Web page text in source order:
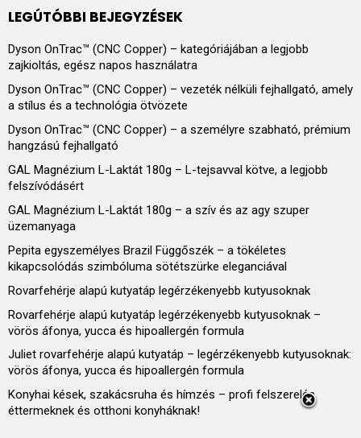
LEGÚTÓBBI BEJEGYZÉSEK
Dyson OnTrac™ (CNC Copper) – kategóriájában a legjobb
zajkioltás, egész napos használatra
Dyson OnTrac™ (CNC Copper) – vezeték nélküli fejhallgató, amely
a stílus és a technológia ötvözete
Dyson OnTrac™ (CNC Copper) – a személyre szabható, prémium
hangzású fejhallgató
GAL Magnézium L-Laktát 180g – L-tejsavval kötve, a legjobb
felszívódásért
GAL Magnézium L-Laktát 180g – a szív és az agy szuper
üzemanyaga
Pepita egyszemélyes Brazil Függőszék – a tökéletes
kikapcsolódás szimbóluma sötétszürke eleganciával
Rovarfehérje alapú kutyatáp legérzékenyebb kutyusoknak
Rovarfehérje alapú kutyatáp legérzékenyebb kutyusoknak –
vörös áfonya, yucca és hipoallergén formula
Juliet rovarfehérje alapú kutyatáp – legérzékenyebb kutyusoknak:
vörös áfonya, yucca és hipoallergén formula
Konyhai kések, szakácsruha és hímzés – profi felszerelés
éttermeknek és otthoni konyháknak!